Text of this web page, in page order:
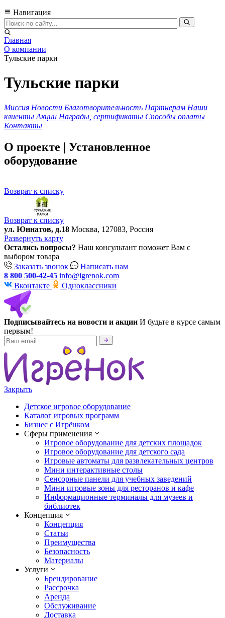
Навигация
Главная
О компании
Тульские парки
Тульские парки
Миссия Новости Благотворительность Партнерам Наши
клиенты Акции Награды, сертификаты Способы оплаты
Контакты
О проекте | Установленное
оборудование
Возврат к списку
Возврат к списку
ул. Юннатов, д.18 Москва, 127083, Россия
Развернуть карту
Остались вопросы? Наш консультант поможет Вам с
выбором товара
Заказать звонок
Написать нам
8 800 500-42-45 info@igrenok.com
Вконтакте
Одноклассники
Подписывайтесь на новости и акции И будьте в курсе самым
первым!
Закрыть
Детское игровое оборудование
Каталог игровых программ
Бизнес с Игрёнком
Сферы применения
Игровое оборудование для детских площадок
Игровое оборудование для детского сада
Игровые автоматы для развлекательных центров
Мини интерактивные столы
Сенсорные панели для учебных заведений
Мини игровые зоны для ресторанов и кафе
Информационные терминалы для музеев и
библиотек
Концепция
Концепция
Статьи
Преимущества
Безопасность
Материалы
Услуги
Брендирование
Рассрочка
Аренда
Обслуживание
Доставка